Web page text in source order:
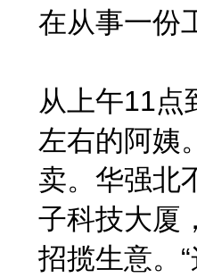
在从事一份
从上午11点
左右的阿姨
卖。华强北
子科技大厦
招揽生意。